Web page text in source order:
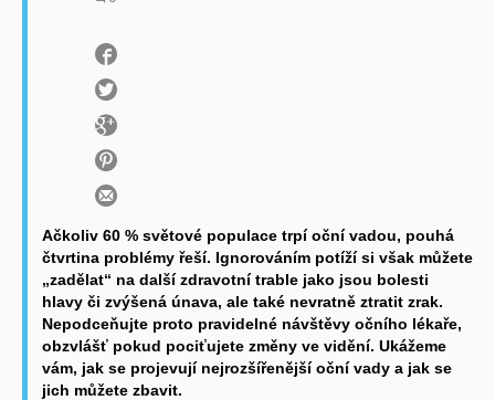
Ačkoliv 60 % světové populace trpí oční vadou, pouhá
čtvrtina problémy řeší. Ignorováním potíží si však můžete
„zadělat“ na další zdravotní trable jako jsou bolesti
hlavy či zvýšená únava, ale také nevratně ztratit zrak.
Nepodceňujte proto pravidelné návštěvy očního lékaře,
obzvlášť pokud pociťujete změny ve vidění. Ukážeme
vám, jak se projevují nejrozšířenější oční vady a jak se
jich můžete zbavit.